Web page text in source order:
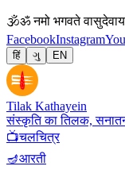
🕉ॐ नमो भगवते वासुदेवाय
FacebookInstagram
हिं ગુ EN
Tilak Kathayein
संस्कृति का तिलक,
📺चलचित्र
🪔आरती